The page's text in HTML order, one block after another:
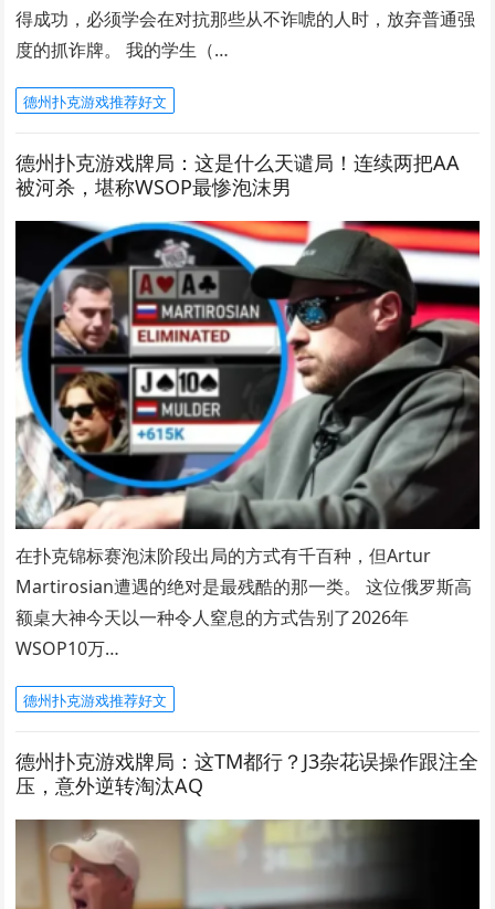
得成功，必须学会在对抗那些从不诈唬的人时，放弃普通强
度的抓诈牌。 我的学生（…
德州扑克游戏推荐好文
德州扑克游戏牌局：这是什么天谴局！连续两把AA
被河杀，堪称WSOP最惨泡沫男
在扑克锦标赛泡沫阶段出局的方式有千百种，但Artur
Martirosian遭遇的绝对是最残酷的那一类。 这位俄罗斯高
额桌大神今天以一种令人窒息的方式告别了2026年
WSOP10万…
德州扑克游戏推荐好文
德州扑克游戏牌局：这TM都行？J3杂花误操作跟注全
压，意外逆转淘汰AQ